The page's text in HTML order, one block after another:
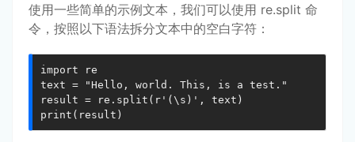
使用一些简单的示例文本，我们可以使用 re.split 命
令，按照以下语法拆分文本中的空白字符：
import re
text = "Hello, world. This, is a test."
result = re.split(r'(\s)', text)
print(result)